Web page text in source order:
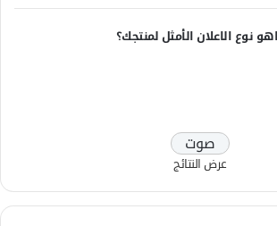
نوع الاعلان الأمثل لمنتجك؟
عرض النتائج